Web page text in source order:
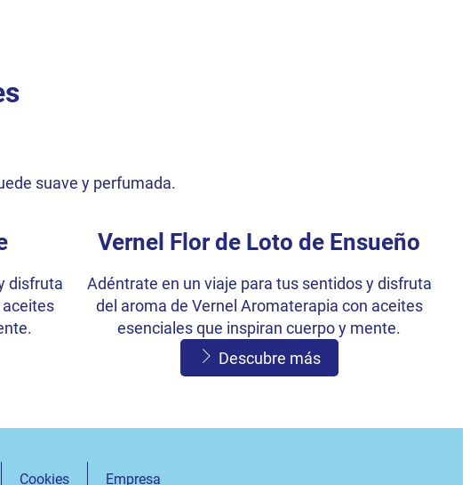
suave y perfumada.
disfruta
Vernel Flor de Loto de Ensueño
Adéntrate en un viaje para tus sentidos y disfruta
del aroma de Vernel Aromaterapia con aceites
esenciales que inspiran cuerpo y mente.
Descubre más
disfruta
Cookies Empresa